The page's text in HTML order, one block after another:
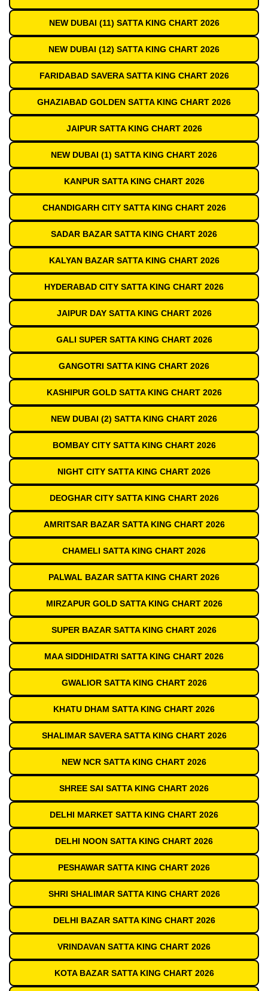
NEW DUBAI (11) SATTA KING CHART 2026
NEW DUBAI (12) SATTA KING CHART 2026
FARIDABAD SAVERA SATTA KING CHART 2026
GHAZIABAD GOLDEN SATTA KING CHART 2026
JAIPUR SATTA KING CHART 2026
NEW DUBAI (1) SATTA KING CHART 2026
KANPUR SATTA KING CHART 2026
CHANDIGARH CITY SATTA KING CHART 2026
SADAR BAZAR SATTA KING CHART 2026
KALYAN BAZAR SATTA KING CHART 2026
HYDERABAD CITY SATTA KING CHART 2026
JAIPUR DAY SATTA KING CHART 2026
GALI SUPER SATTA KING CHART 2026
GANGOTRI SATTA KING CHART 2026
KASHIPUR GOLD SATTA KING CHART 2026
NEW DUBAI (2) SATTA KING CHART 2026
BOMBAY CITY SATTA KING CHART 2026
NIGHT CITY SATTA KING CHART 2026
DEOGHAR CITY SATTA KING CHART 2026
AMRITSAR BAZAR SATTA KING CHART 2026
CHAMELI SATTA KING CHART 2026
PALWAL BAZAR SATTA KING CHART 2026
MIRZAPUR GOLD SATTA KING CHART 2026
SUPER BAZAR SATTA KING CHART 2026
MAA SIDDHIDATRI SATTA KING CHART 2026
GWALIOR SATTA KING CHART 2026
KHATU DHAM SATTA KING CHART 2026
SHALIMAR SAVERA SATTA KING CHART 2026
NEW NCR SATTA KING CHART 2026
SHREE SAI SATTA KING CHART 2026
DELHI MARKET SATTA KING CHART 2026
DELHI NOON SATTA KING CHART 2026
PESHAWAR SATTA KING CHART 2026
SHRI SHALIMAR SATTA KING CHART 2026
DELHI BAZAR SATTA KING CHART 2026
VRINDAVAN SATTA KING CHART 2026
KOTA BAZAR SATTA KING CHART 2026